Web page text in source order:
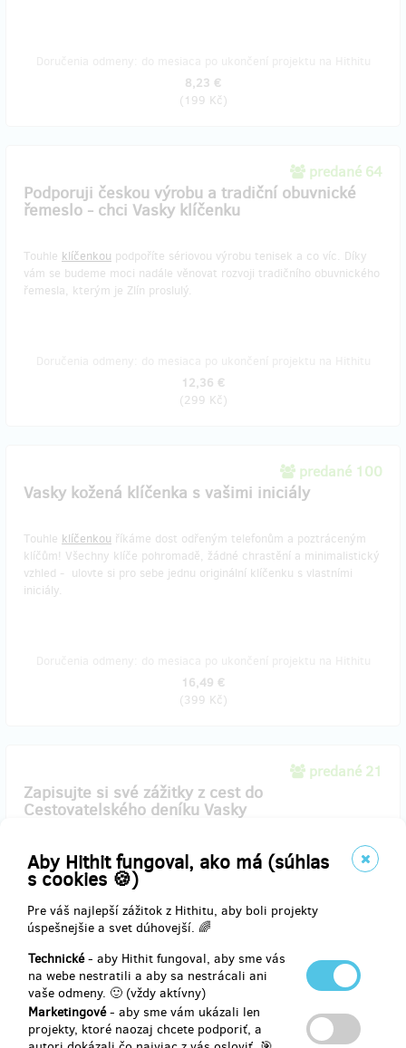
Aby Hithit fungoval, ako má (súhlas
s cookies 🍪)
Pre váš najlepší zážitok z Hithitu, aby boli projekty
úspešnejšie a svet dúhovejší. 🌈
Technické- aby Hithit fungoval, aby sme vás
na webe nestratili a aby sa nestrácali ani
vaše odmeny. 🙂 (vždy aktívny)
Marketingové- aby sme vám ukázali len
projekty, ktoré naozaj chcete podporiť, a
8,23 €
(199 Kč)
predané 64
Podporuji českou výrobu a tradiční obuvnické
řemeslo - chci Vasky klíčenku
Touhle klíčenkou podpoříte sériovou výrobu tenisek a co víc. Díky
vám se budeme moci nadále věnovat rozvoji tradičního obuvnického
řemesla, kterým je Zlín proslulý.
12,36 €
(299 Kč)
predané 100
Vasky kožená klíčenka s vašimi iniciály
Touhle klíčenkou říkáme dost odřeným telefonům a poztráceným
klíčům! Všechny klíče pohromadě, žádné chrastění a minimalistický
vzhled - ulovte si pro sebe jednu originální klíčenku s vlastními
iniciály.
16,49 €
(399 Kč)
predané 21
Zapisujte si své zážitky z cest do
Cestovatelského deníku Vasky
Cestování je o zážitcích, které vám s tímto deníkem zůstanou
navždy. Sbírejte je, zapisujte a vracejte se k nim. Nyní
Cestovatelský deník pořídíte za zvýhodněnou cenu v rámci Hithit
kampaně.
Doručenia odmeny: do mesiaca po ukončení projektu na Hithitu
24,76 €
(599 Kč)